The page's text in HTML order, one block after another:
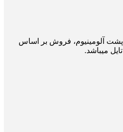
تایل گچی60*60 روکش PVC پشت آلومینیوم، فروش بر اساس